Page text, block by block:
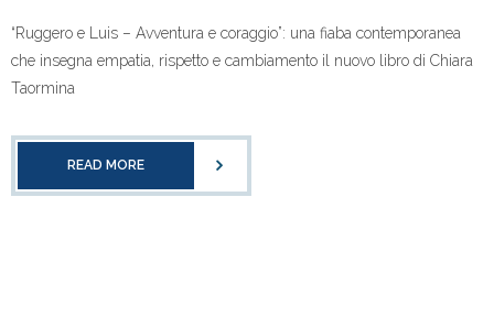
“Ruggero e Luis – Avventura e coraggio”: una fiaba contemporanea
che insegna empatia, rispetto e cambiamento il nuovo libro di Chiara
Taormina
READ MORE